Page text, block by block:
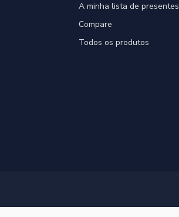
A minha lista de presentes
Compare
Todos os produtos